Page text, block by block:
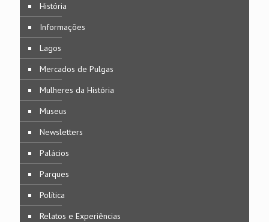
História
Informações
Lagos
Mercados de Pulgas
Mulheres da História
Museus
Newsletters
Palácios
Parques
Política
Relatos e Experiências